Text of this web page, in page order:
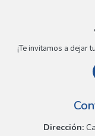
¡Te invitamos a dejar
Dirección: